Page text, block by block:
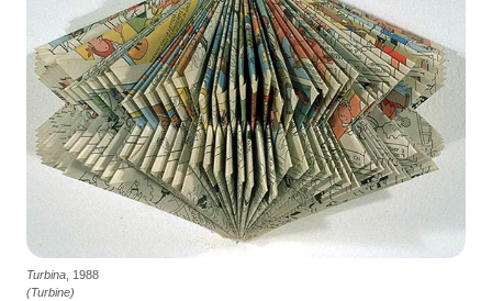
Turbina , 1988
(Turbine)